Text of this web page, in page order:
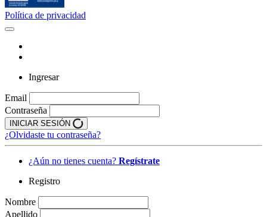
Política de privacidad
Ingresar
Email
Contraseña
INICIAR SESIÓN
¿Olvidaste tu contraseña?
¿Aún no tienes cuenta? Regístrate
Registro
Nombre
Apellido